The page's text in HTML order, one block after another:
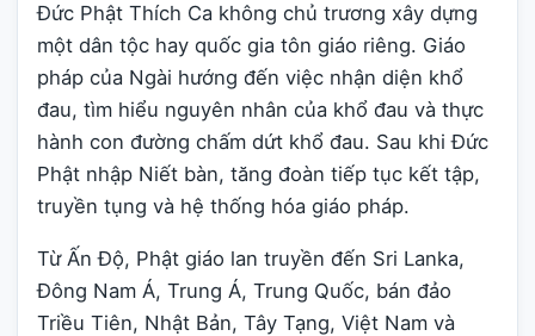
Đức Phật Thích Ca không chủ trương xây dựng
một dân tộc hay quốc gia tôn giáo riêng. Giáo
pháp của Ngài hướng đến việc nhận diện khổ
đau, tìm hiểu nguyên nhân của khổ đau và thực
hành con đường chấm dứt khổ đau. Sau khi Đức
Phật nhập Niết bàn, tăng đoàn tiếp tục kết tập,
truyền tụng và hệ thống hóa giáo pháp.
Từ Ấn Độ, Phật giáo lan truyền đến Sri Lanka,
Đông Nam Á, Trung Á, Trung Quốc, bán đảo
Triều Tiên, Nhật Bản, Tây Tạng, Việt Nam và